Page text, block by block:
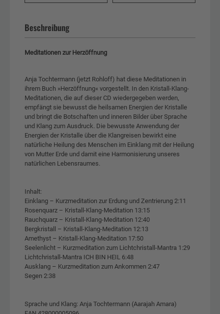
Beschreibung
Meditationen zur Herzöffnung
Anja Tochtermann (jetzt Rohloff) hat diese Meditationen in
ihrem Buch »Herzöffnung« vorgestellt. In den Kristall-Klang-
Meditationen, die auf dieser CD wiedergegeben werden,
empfängt sie bewusst die heilsamen Energien der Kristalle
und bringt die Botschaften und inneren Bilder über Sprache
und Klang zum Ausdruck. Die bewusste Anwendung der
Energien der Kristalle über die Klangreisen bewirkt eine
natürliche Heilung des Menschen im Einklang mit der Heilung
von Mutter Erde und damit eine Harmonisierung unseres
natürlichen Lebensraumes.
Inhalt:
Einklang – Kurzmeditation zur Erdung und Zentrierung 2:11
Rosenquarz – Kristall-Klang-Meditation 13:15
Rauchquarz – Kristall-Klang-Meditation 12:40
Bergkristall – Kristall-Klang-Meditation 12:13
Amethyst – Kristall-Klang-Meditation 17:50
Seelenlicht – Kurzmeditation zum Lichtchristall-Mantra 1:29
Lichtchristall-Mantra ICH BIN HEIL 6:48
Ausklang – Kurzmeditation zum Ankommen 2:47
Segen 2:38
Sprache und Klang: Anja Tochtermann (Aarajah Amara)